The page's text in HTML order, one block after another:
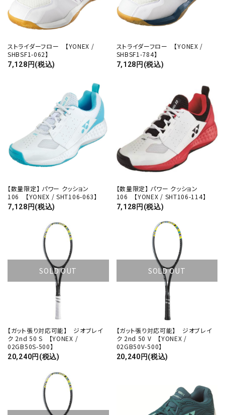
ストライダーフロー 【YONEX /
SHBSF1-062】
7,128円(税込)
ストライダーフロー 【YONEX /
SHBSF1-784】
7,128円(税込)
【数量限定】 パワー クッション
106 【YONEX / SHT106-063】
7,128円(税込)
【数量限定】 パワー クッション
106 【YONEX / SHT106-114】
7,128円(税込)
SOLD OUT
【ガット張り対応可能】 ジオブレイ
ク 2nd 50 S 【YONEX /
02GB50S-500】
20,240円(税込)
SOLD OUT
【ガット張り対応可能】 ジオブレイ
ク 2nd 50 V 【YONEX /
02GB50V-500】
20,240円(税込)